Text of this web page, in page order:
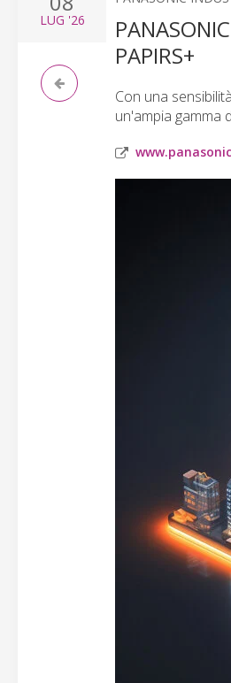
LUG '26
PAPIRS+
Con una
un'ampia gamma